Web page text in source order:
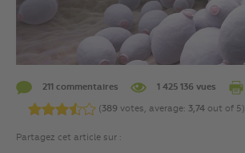
211 commentaires 1 425 136 vues
(389 votes, average: 3,74 out of 5)
Partagez cet article sur :